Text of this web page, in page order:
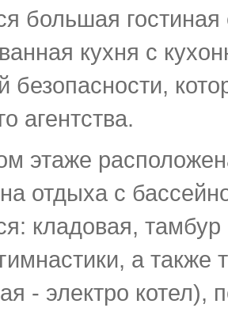
большая
кухня с
безопасности,
агентства.
этаже
отдыха с
кладовая,
а
- электро котел),